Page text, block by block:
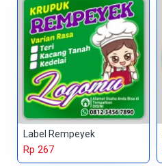
Label Rempeyek
Rp 267